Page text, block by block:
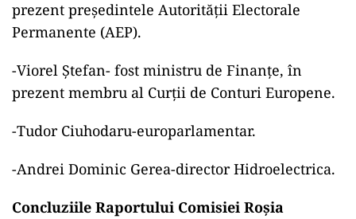
prezent președintele Autorității Electorale
Permanente (AEP).
-Viorel Ștefan- fost ministru de Finanțe, în
prezent membru al Curții de Conturi Europene.
-Tudor Ciuhodaru-europarlamentar.
-Andrei Dominic Gerea-director Hidroelectrica.
Concluziile Raportului Comisiei Roșia